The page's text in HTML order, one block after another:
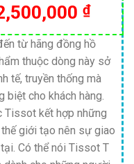
₫.
₫Giá
hiện
tại
là:
từ hãng đồng hồ
thuộc dòng này sở
tế, truyền thống mà
biệt cho khách hàng.
Tissot kết hợp những
giới tạo nên sự giao
Có thể nói Tissot T